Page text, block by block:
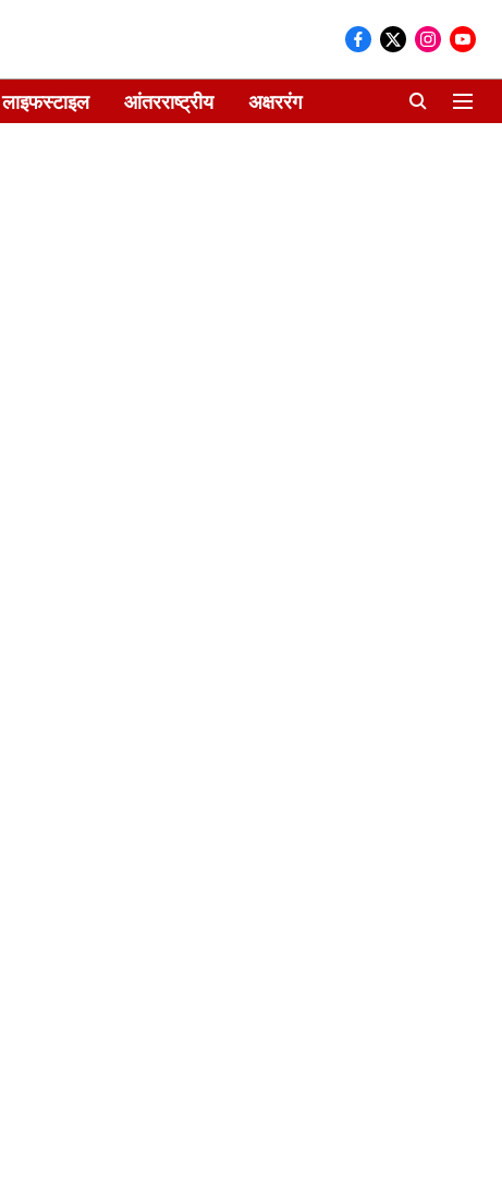
लाइफस्टाइल आंतरराष्ट्रीय अक्षररंग